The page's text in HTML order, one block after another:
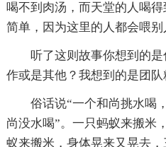
喝不到肉汤，而天堂的人喝
简单，因为这里的人都会喂别
听了这则故事你想到的
作或是其他？我想到的是团队
俗话说“一个和尚挑水喝
尚没水喝”。一只蚂蚁来搬米
蚁来搬米，身体晃来又晃去